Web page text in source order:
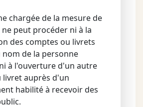
chargée de la mesure de
peut procéder ni à la
des comptes ou livrets
nom de la personne
à l'ouverture d'un autre
livret auprès d'un
habilité à recevoir des